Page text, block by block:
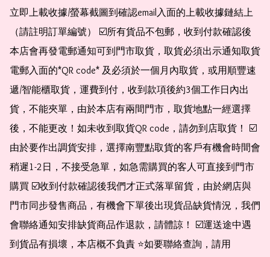
立即上載收據/螢幕截圖到確認email入面的上載收據鏈結上
（請註明訂單編號） ☑️所有貨品不包郵，收到付款確認後
本店會再發電郵通知可到門市取貨，取貨必須出示通知取貨
電郵入面的*QR code* 及必須於一個月內取貨，或用順豐速
遞/智能櫃取貨，運費到付，收到款項後約3個工作日內出
貨，不能夾單，由於本店有兩間門市，取貨地點一經選擇
後，不能更改！如未收到取貨QR code，請勿到店取貨！ ☑️
由於要作出調貨安排，選擇南豐點取貨的客戶有機會時間會
稍遲1-2日，不接受急單，如急需購買的客人可直接到門市
購買 ☑️收到付款確認後我們才正式落單留貨，由於網店與
門市同步發售商品，有機會下單後出現貨品缺貨情況，我們
會聯絡通知安排缺貨商品作退款，請體諒！ ☑️運送途中遇
到貨品有損壞，本店概不負責 ⭐️如要聯絡查詢，請用